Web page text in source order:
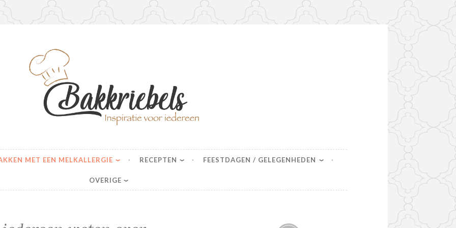
MET EEN MELKALLERGIE RECEPTEN FEESTDAGEN / GELEGENHEDEN
OVERIGE